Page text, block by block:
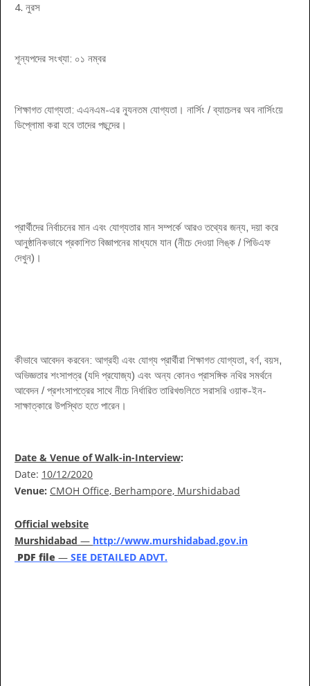
4. নুরস
শূন্যপদের সংখ্যা: ০১ নম্বর
শিক্ষাগত যোগ্যতা: এএনএম-এর ন্যূনতম যোগ্যতা। নার্সিং / ব্যাচেলর অব নার্সিংয়ে
ডিপ্লোমা করা হবে তাদের পছন্দের।
প্রার্থীদের নির্বাচনের মান এবং যোগ্যতার মান সম্পর্কে আরও তথ্যের জন্য, দয়া করে
আনুষ্ঠানিকভাবে প্রকাশিত বিজ্ঞাপনের মাধ্যমে যান (নীচে দেওয়া লিঙ্ক / পিডিএফ
দেখুন)।
কীভাবে আবেদন করবেন: আগ্রহী এবং যোগ্য প্রার্থীরা শিক্ষাগত যোগ্যতা, বর্ণ, বয়স,
অভিজ্ঞতার শংসাপত্র (যদি প্রযোজ্য) এবং অন্য কোনও প্রাসঙ্গিক নথির সমর্থনে
আবেদন / প্রশংসাপত্রের সাথে নীচে নির্ধারিত তারিখগুলিতে সরাসরি ওয়াক-ইন-
সাক্ষাত্কারে উপস্থিত হতে পারেন।
Date & Venue of Walk-in-Interview:
Date: 10/12/2020
Venue: CMOH Office, Berhampore, Murshidabad
Official website
Murshidabad — http://www.murshidabad.gov.in
PDF file — SEE DETAILED ADVT.